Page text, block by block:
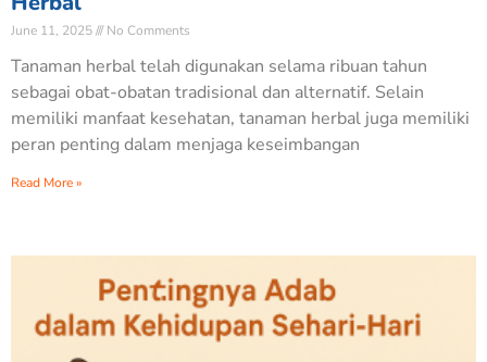
June 11, 2025 No Comments
Tanaman herbal telah digunakan selama ribuan tahun
sebagai obat-obatan tradisional dan alternatif. Selain
memiliki manfaat kesehatan, tanaman herbal juga memiliki
peran penting dalam menjaga keseimbangan
Read More »